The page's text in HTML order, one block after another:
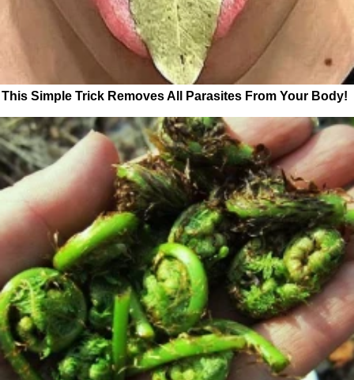
This Simple Trick Removes All Parasites From Your Body!